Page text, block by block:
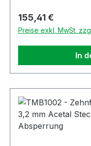
Regulärer Preis:
155,41 €
Preise exkl. MwSt.
In